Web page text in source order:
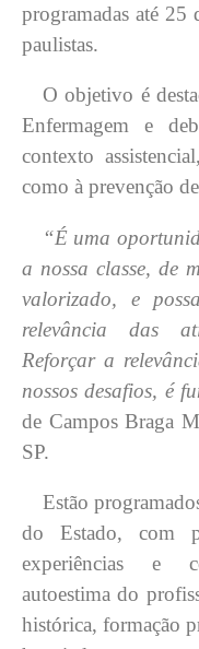
programadas até
paulistas.
O objetivo é
Enfermagem e
contexto
como à prevenção
“É uma
a nossa classe, de
valorizado, e
relevância das
Reforçar a
nossos desafios, é
de Campos Braga
SP.
Estão
do Estado, com
experiências e
autoestima do
histórica, formação